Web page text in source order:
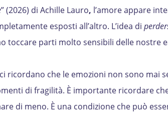
” (2026) di Achille Lauro, l’amore appare
esposti all’altro. L’idea di
toccare parti molto sensibili delle nostre
ricordano che le emozioni non sono mai
di fragilità. È importante ricordare
di meno. È una condizione che può